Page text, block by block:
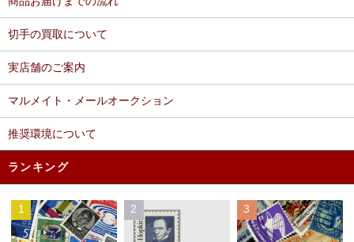
切手の買取について
実店舗のご案内
マルメイト・メールオークション
推奨環境について
ランキング
1 2 3